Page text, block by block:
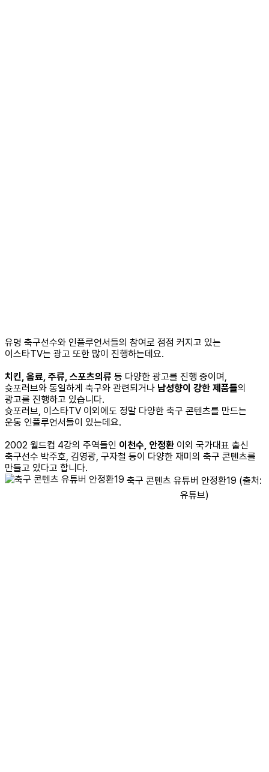
유명 축구선수와 인플루언서들의 참여로 점점 커지고 있는
이스타TV는 광고 또한 많이 진행하는데요.
치킨, 음료, 주류, 스포츠의류 등 다양한 광고를 진행 중이며,
슛포러브와 동일하게 축구와 관련되거나 남성향이 강한 제품들의
광고를 진행하고 있습니다.
슛포러브, 이스타TV 이외에도 정말 다양한 축구 콘텐츠를 만드는
운동 인플루언서들이 있는데요.
2002 월드컵 4강의 주역들인 이천수, 안정환 이외 국가대표 출신
축구선수 박주호, 김영광, 구자철 등이 다양한 재미의 축구 콘텐츠를
만들고 있다고 합니다.
축구 콘텐츠 유튜버 안정환19 (출처:
유튜브)